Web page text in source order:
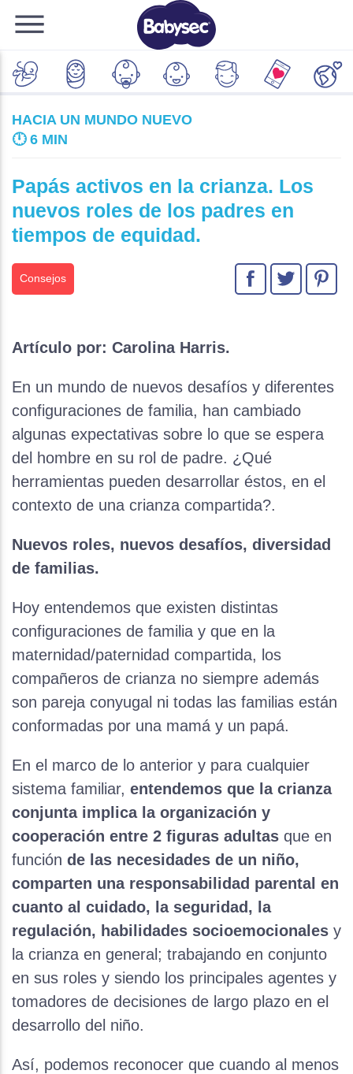
HACIA UN MUNDO NUEVO
🕛 6 MIN
Papás activos en la crianza. Los
nuevos roles de los padres en
tiempos de equidad.
Consejos
Artículo por: Carolina Harris.
En un mundo de nuevos desafíos y diferentes
configuraciones de familia, han cambiado
algunas expectativas sobre lo que se espera
del hombre en su rol de padre. ¿Qué
herramientas pueden desarrollar éstos, en el
contexto de una crianza compartida?.
Nuevos roles, nuevos desafíos, diversidad
de familias.
Hoy entendemos que existen distintas
configuraciones de familia y que en la
maternidad/paternidad compartida, los
compañeros de crianza no siempre además
son pareja conyugal ni todas las familias están
conformadas por una mamá y un papá.
En el marco de lo anterior y para cualquier
sistema familiar, entendemos que la crianza
conjunta implica la organización y
cooperación entre 2 figuras adultas que en
función de las necesidades de un niño,
comparten una responsabilidad parental en
cuanto al cuidado, la seguridad, la
regulación, habilidades socioemocionales y
la crianza en general; trabajando en conjunto
en sus roles y siendo los principales agentes y
tomadores de decisiones de largo plazo en el
desarrollo del niño.
Así, podemos reconocer que cuando al menos